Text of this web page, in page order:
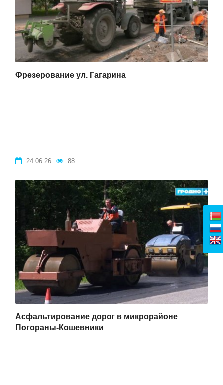
Фрезерование ул. Гагарина
24.06.26 88
Асфальтирование дорог в микрорайоне
Погораны-Кошевники